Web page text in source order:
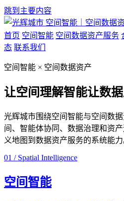
跳到主要内容
空间智能｜空间数据
首页 空间智能 空间数据资产服务
态 联系我们
空间智能 × 空间数据资产
让空间理解智能让数
光辉城市围绕空间智能与空间数
间、智能体协同、数据治理和资
义地图到数据资产服务的系统能力
01 / Spatial Intelligence
空间智能